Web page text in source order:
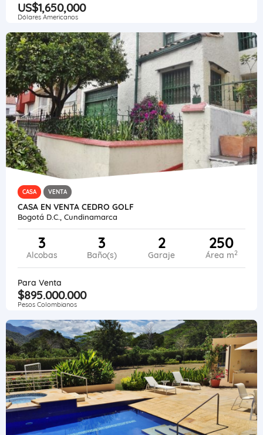
US$1,650,000
Dólares Americanos
CASA VENTA
CASA EN VENTA CEDRO GOLF
Bogotá D.C., Cundinamarca
3
Alcobas
3
Baño(s)
2
Garaje
250
Área m2
Para Venta
$895.000.000
Pesos Colombianos